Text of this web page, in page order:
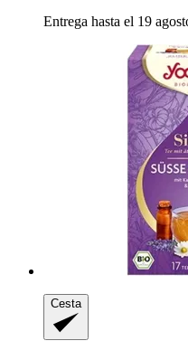
Entrega hasta el 19
Cesta